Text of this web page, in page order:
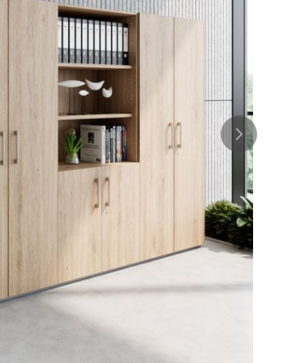
Outdoor
Ampelschirme
Schirmständer
Abdeckhauben & Zubehör